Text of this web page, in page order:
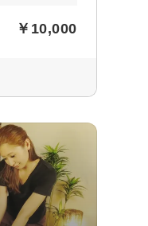
￥10,000